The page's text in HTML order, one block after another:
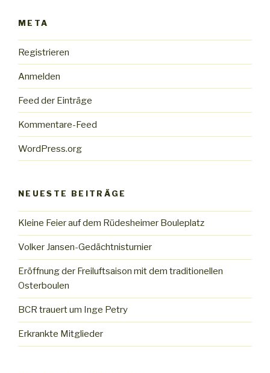
META
Registrieren
Anmelden
Feed der Einträge
Kommentare-Feed
WordPress.org
NEUESTE BEITRÄGE
Kleine Feier auf dem Rüdesheimer Bouleplatz
Volker Jansen-Gedächtnisturnier
Eröffnung der Freiluftsaison mit dem traditionellen
Osterboulen
BCR trauert um Inge Petry
Erkrankte Mitglieder